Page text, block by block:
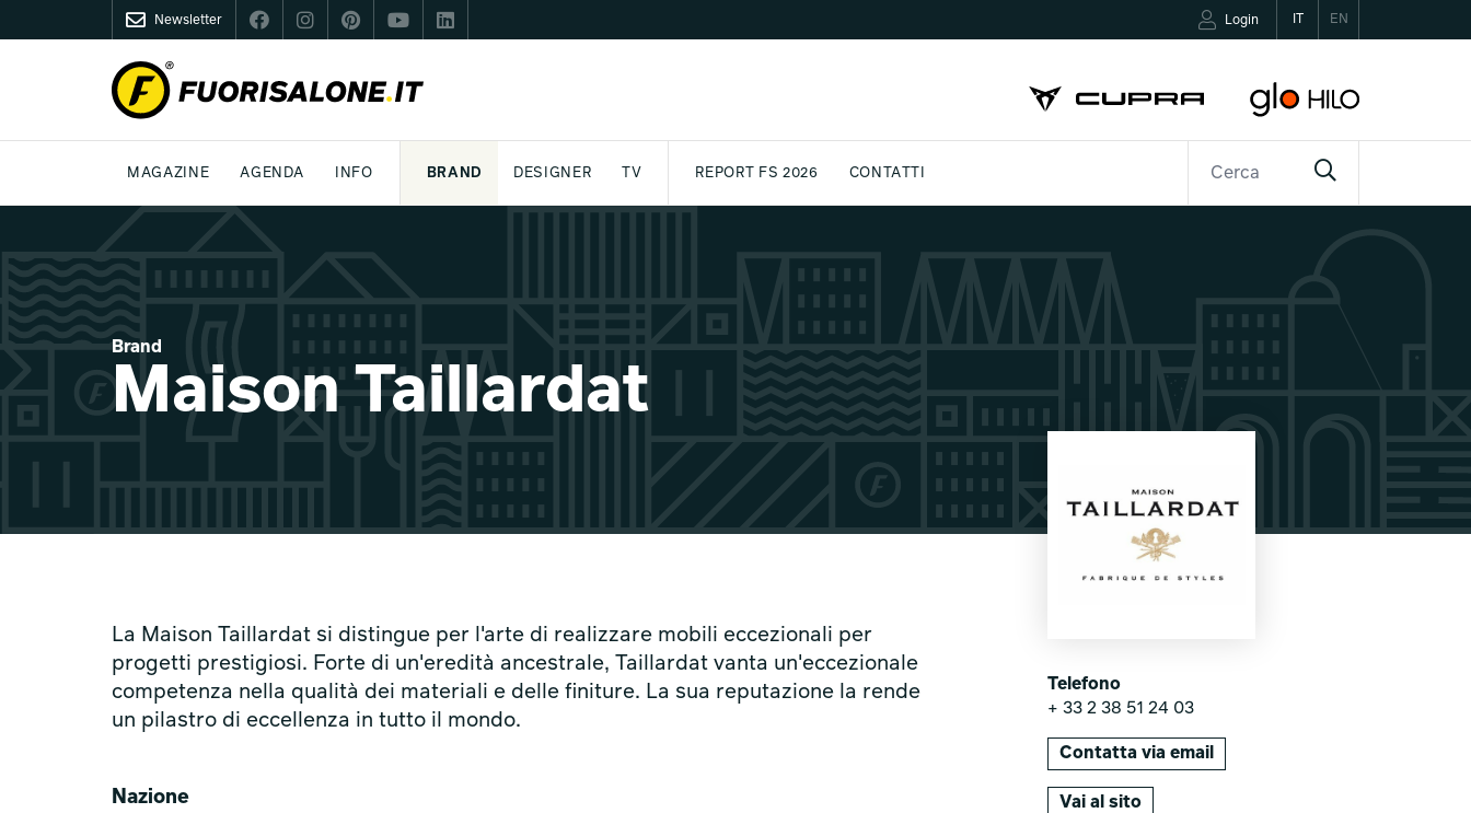
Newsletter EN
Login
MAGAZINE
DESIGN
AGENDA
MILANO DESIGN AGENDA
INFO
COS'È FUORISALONE
BRAND DESIGNER TV REPORT FS 2026 CONTATTI
Brand
Maison Taillardat
La Maison Taillardat si distingue per l'arte di realizzare mobili eccezionali per
progetti prestigiosi. Forte di un'eredità ancestrale, Taillardat vanta un'eccezionale
competenza nella qualità dei materiali e delle finiture. La sua reputazione la rende
un pilastro di eccellenza in tutto il mondo.
Nazione
Telefono
+ 33 2 38 51 24 03
Contatta via email
Vai al sito